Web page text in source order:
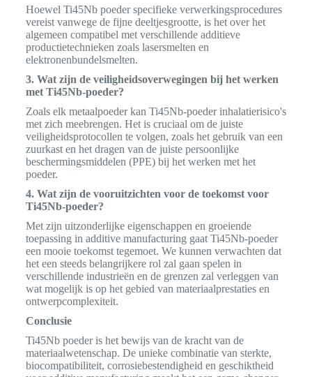
Hoewel Ti45Nb poeder specifieke verwerkingsprocedures
vereist vanwege de fijne deeltjesgrootte, is het over het
algemeen compatibel met verschillende additieve
productietechnieken zoals lasersmelten en
elektronenbundelsmelten.
3. Wat zijn de veiligheidsoverwegingen bij het werken
met Ti45Nb-poeder?
Zoals elk metaalpoeder kan Ti45Nb-poeder inhalatierisico's
met zich meebrengen. Het is cruciaal om de juiste
veiligheidsprotocollen te volgen, zoals het gebruik van een
zuurkast en het dragen van de juiste persoonlijke
beschermingsmiddelen (PPE) bij het werken met het
poeder.
4. Wat zijn de vooruitzichten voor de toekomst voor
Ti45Nb-poeder?
Met zijn uitzonderlijke eigenschappen en groeiende
toepassing in additive manufacturing gaat Ti45Nb-poeder
een mooie toekomst tegemoet. We kunnen verwachten dat
het een steeds belangrijkere rol zal gaan spelen in
verschillende industrieën en de grenzen zal verleggen van
wat mogelijk is op het gebied van materiaalprestaties en
ontwerpcomplexiteit.
Conclusie
Ti45Nb poeder is het bewijs van de kracht van de
materiaalwetenschap. De unieke combinatie van sterkte,
biocompatibiliteit, corrosiebestendigheid en geschiktheid